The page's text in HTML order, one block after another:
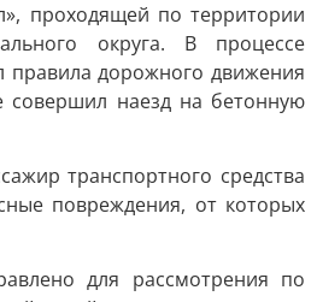
проходящей по территории
округа. В процессе
дорожного движения
совершил наезд на бетонную
транспортного средства
повреждения, от которых
для рассмотрения по